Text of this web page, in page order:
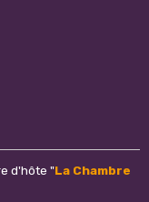
d'hôte "La Chambre